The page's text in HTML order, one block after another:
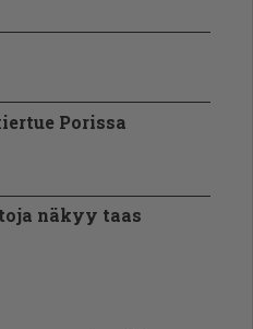
Porissa
näkyy taas